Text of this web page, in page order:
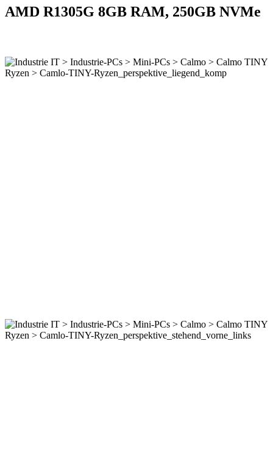
AMD R1305G 8GB RAM, 250GB NVMe